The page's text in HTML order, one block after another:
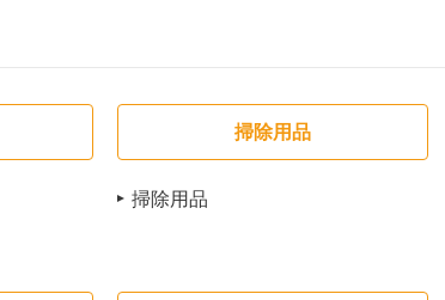
掃除用品
掃除用品